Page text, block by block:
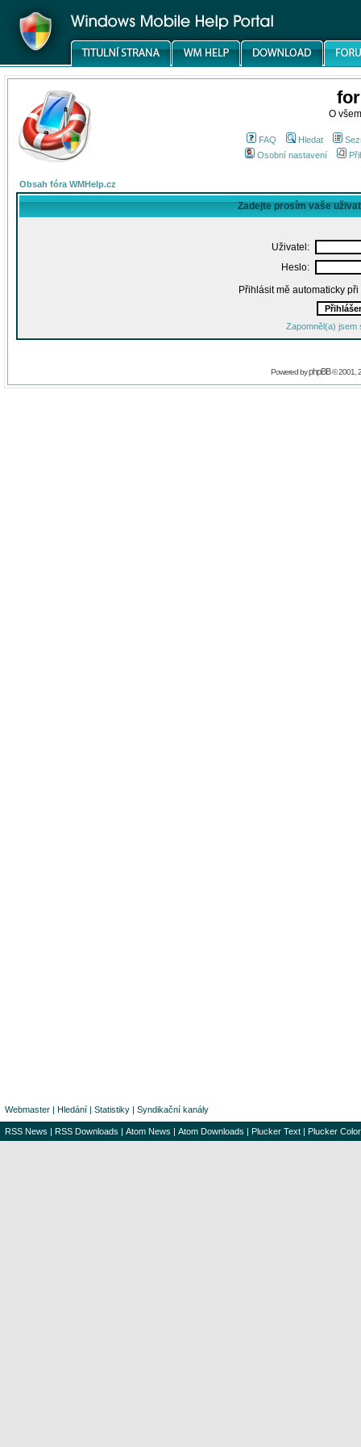
O
FAQ Hledat
Osobní nastavení
Obsah fóra WMHelp.cz
Zadejte prosím vaše
Uživatel:
Heslo:
Přihlásit mě automaticky
Zapomněl(a) jsem
Powered byphpBB© 2001,
Webmaster | Hledání | Statistiky | Syndikační kanály
RSS News | RSS Downloads | Atom News | Atom Downloads | Plucker Text | Plucker Color